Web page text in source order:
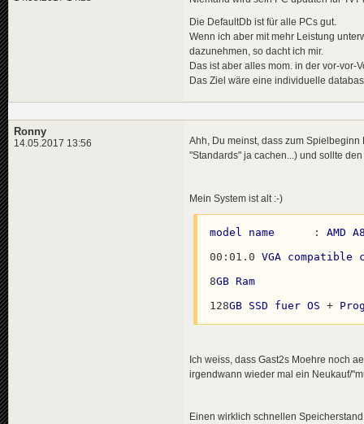
Die DefaultDb ist für alle PCs gut.
Wenn ich aber mit mehr Leistung
dazunehmen, so dacht ich mir.
Das ist aber alles mom. in der vor-vor-
Das Ziel wäre eine individuelle
Ronny
14.05.2017 13:56
Ahh, Du meinst, dass zum
"Standards" ja cachen...) und sollte
Mein System ist alt :-)
model name
	:
AMD
00 :01 .0 VGA compatible
8GB Ram
128GB SSD fuer OS +
Ich weiss, dass Gast2s Moehre noch
irgendwann wieder mal ein Neukauf/
Einen wirklich schnellen